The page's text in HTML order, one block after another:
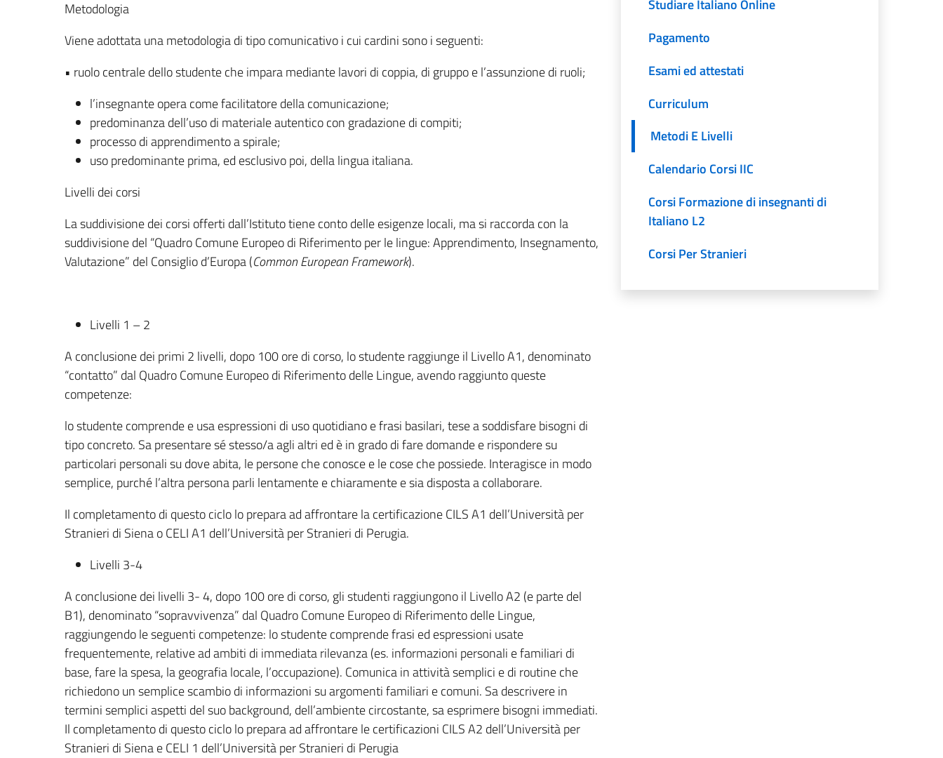
Metodologia
Viene adottata una metodologia di tipo comunicativo i cui cardini sono i seguenti:
• ruolo centrale dello studente che impara mediante lavori di coppia, di gruppo e l’assunzione di ruoli;
l’insegnante opera come facilitatore della comunicazione;
predominanza dell’uso di materiale autentico con gradazione di compiti;
processo di apprendimento a spirale;
uso predominante prima, ed esclusivo poi, della lingua italiana.
Livelli dei corsi
La suddivisione dei corsi offerti dall’Istituto tiene conto delle esigenze locali, ma si raccorda con la
suddivisione del “Quadro Comune Europeo di Riferimento per le lingue: Apprendimento, Insegnamento,
Valutazione” del Consiglio d’Europa (Common European Framework).
Livelli 1 – 2
A conclusione dei primi 2 livelli, dopo 100 ore di corso, lo studente raggiunge il Livello A1, denominato
“contatto” dal Quadro Comune Europeo di Riferimento delle Lingue, avendo raggiunto queste
competenze:
lo studente comprende e usa espressioni di uso quotidiano e frasi basilari, tese a soddisfare bisogni di
tipo concreto. Sa presentare sé stesso/a agli altri ed è in grado di fare domande e rispondere su
particolari personali su dove abita, le persone che conosce e le cose che possiede. Interagisce in modo
semplice, purché l’altra persona parli lentamente e chiaramente e sia disposta a collaborare.
Il completamento di questo ciclo lo prepara ad affrontare la certificazione CILS A1 dell’Università per
Stranieri di Siena o CELI A1 dell’Università per Stranieri di Perugia.
Livelli 3-4
A conclusione dei livelli 3- 4, dopo 100 ore di corso, gli studenti raggiungono il Livello A2 (e parte del
B1), denominato “sopravvivenza” dal Quadro Comune Europeo di Riferimento delle Lingue,
raggiungendo le seguenti competenze: lo studente comprende frasi ed espressioni usate
frequentemente, relative ad ambiti di immediata rilevanza (es. informazioni personali e familiari di
base, fare la spesa, la geografia locale, l’occupazione). Comunica in attività semplici e di routine che
richiedono un semplice scambio di informazioni su argomenti familiari e comuni. Sa descrivere in
termini semplici aspetti del suo background, dell’ambiente circostante, sa esprimere bisogni immediati.
Il completamento di questo ciclo lo prepara ad affrontare le certificazioni CILS A2 dell’Università per
Stranieri di Siena e CELI 1 dell’Università per Stranieri di Perugia
Studiare Italiano Online
Pagamento
Esami ed attestati
Curriculum
Metodi E Livelli
Calendario Corsi IIC
Corsi Formazione di insegnanti di
Italiano L2
Corsi Per Stranieri